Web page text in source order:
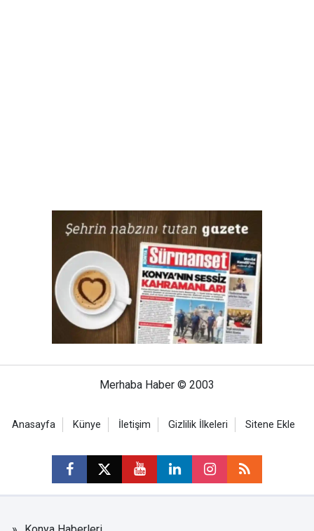
Merhaba Haber © 2003
Anasayfa Künye İletişim Gizlilik İlkeleri Sitene Ekle